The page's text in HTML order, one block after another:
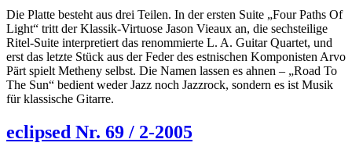
Die Platte besteht aus drei Teilen. In der ersten Suite „Four Paths Of
Light“ tritt der Klassik-Virtuose Jason Vieaux an, die sechsteilige
Ritel-Suite interpretiert das renommierte L. A. Guitar Quartet, und
erst das letzte Stück aus der Feder des estnischen Komponisten Arvo
Pärt spielt Metheny selbst. Die Namen lassen es ahnen – „Road To
The Sun“ bedient weder Jazz noch Jazzrock, sondern es ist Musik
für klassische Gitarre.
eclipsed Nr. 69 / 2-2005